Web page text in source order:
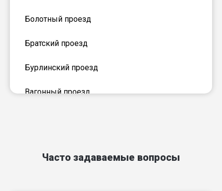
Болотный проезд
Братский проезд
Бурлинский проезд
Вагонный проезд
Гоньбинский проезд
Часто задаваемые вопросы